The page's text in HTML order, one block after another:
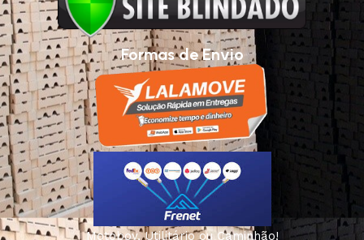
Formas de Envio
Motoboy, Utilitário ou Caminhão!